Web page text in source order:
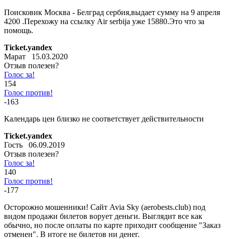
Поисковик Москва - Белград сербия,выдает сумму на 9 апреля
4200 .Перехожу на ссылку Air serbija уже 15880.Это что за
помощь.
Ticket.yandex
Марат 15.03.2020
Отзыв полезен?
Голос за!
154
Голос против!
-163
Календарь цен близко не соответствует действительности
Ticket.yandex
Гость 06.09.2019
Отзыв полезен?
Голос за!
140
Голос против!
-177
Осторожно мошенники! Сайт Avia Sky (aerobests.club) под
видом продажи билетов ворует деньги. Выглядит все как
обычно, но после оплаты по карте приходит сообщение "Заказ
отменен". В итоге не билетов ни денег.